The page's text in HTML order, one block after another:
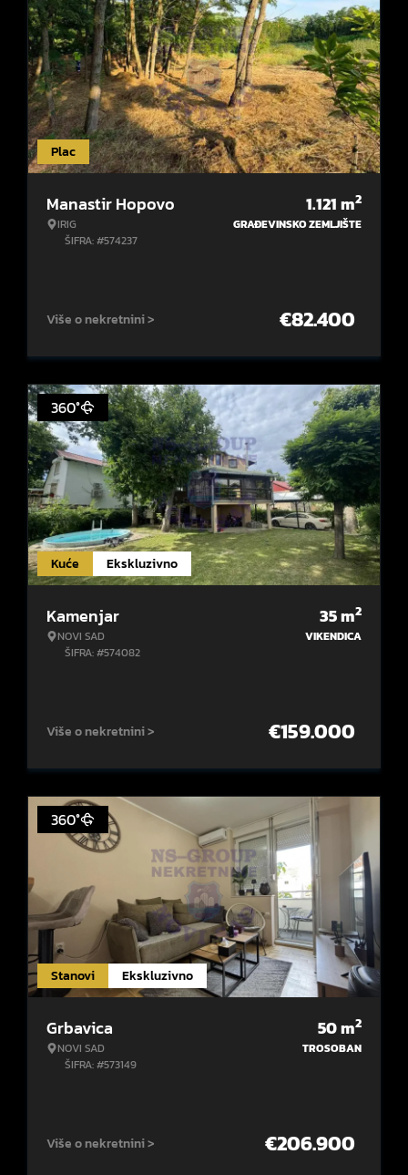
Plac
Manastir Hopovo
IRIG
ŠIFRA: #574237
1.121m2
GRAĐEVINSKO ZEMLJIŠTE
Više o nekretnini > €82.400
Kuće Ekskluzivno
360°
Kamenjar
NOVI SAD
ŠIFRA: #574082
35m2
VIKENDICA
Više o nekretnini > €159.000
Stanovi Ekskluzivno
360°
Grbavica
NOVI SAD
ŠIFRA: #573149
50m2
TROSOBAN
Više o nekretnini > €206.900